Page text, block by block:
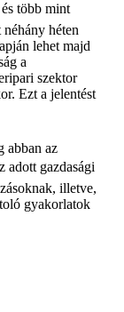
több mint
héten
lehet majd
a
szektor
Ezt a jelentést
abban az
adott gazdasági
illetve,
gyakorlatok